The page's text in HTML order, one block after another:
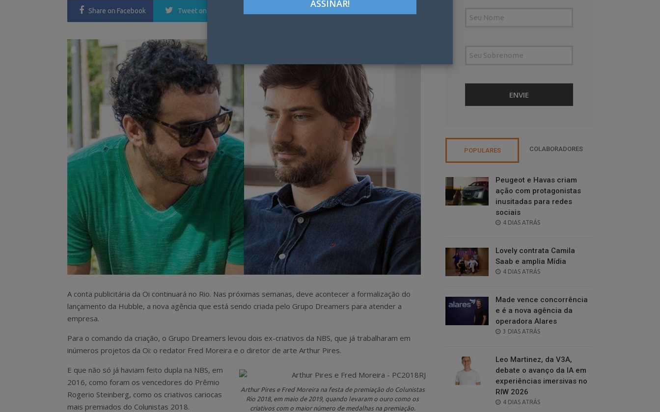
Share on Facebook Tweet on Twitter LinkedIn Pinterest
A conta publicitária da Oi continuará no Rio. Nas próximas semanas, deve acontecer a formalização do
lançamento da Hubble, a nova agência que está sendo criada pelo Grupo Dreamers para atender a
empresa.
Para o comando da criação, o Grupo Dreamers levou dois ex-criativos da NBS, que já trabalharam em
inúmeros projetos da Oi: o redator Fred Moreira e o diretor de arte Arthur Pires.
Arthur Pires e Fred Moreira na festa de premiação do Colunistas
Rio 2018, em maio de 2019, quando levaram o ouro como os
criativos com o maior número de medalhas na premiação.
E que não só já haviam feito dupla na NBS, em
2016, como foram os vencedores do Prêmio
Rogerio Steinberg, como os criativos cariocas
mais premiados do Colunistas 2018.
POPULARES COLABORADORES
Peugeot e Havas criam
ação com protagonistas
inusitadas para redes
sociais
POSTED
4 DIAS ATRÁS
Lovely contrata Camila
Saab e amplia Mídia
POSTED
4 DIAS ATRÁS
Made vence concorrência
e é a nova agência da
operadora Alares
POSTED
3 DIAS ATRÁS
Leo Martinez, da V3A,
debate o avanço da IA em
experiências imersivas no
RIW 2026
POSTED
4 DIAS ATRÁS